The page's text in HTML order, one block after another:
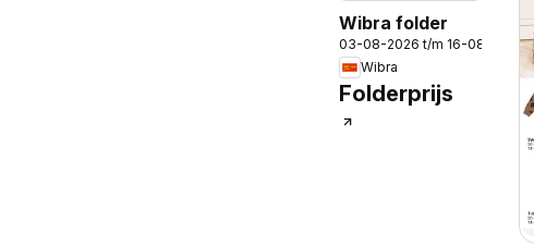
Wibra folder
03-08-2026 t/m 16-08-2026
Wibra
Folderprijs